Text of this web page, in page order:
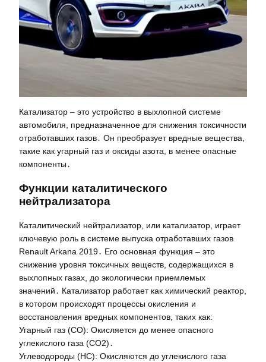
Катализатор – это устройство в выхлопной системе
автомобиля, предназначенное для снижения токсичности
отработавших газов․ Он преобразует вредные вещества,
такие как угарный газ и оксиды азота, в менее опасные
компоненты․
Функции каталитического
нейтрализатора
Каталитический нейтрализатор, или катализатор, играет
ключевую роль в системе выпуска отработавших газов
Renault Arkana 2019․ Его основная функция – это
снижение уровня токсичных веществ, содержащихся в
выхлопных газах, до экологически приемлемых
значений․ Катализатор работает как химический реактор,
в котором происходят процессы окисления и
восстановления вредных компонентов, таких как:
Угарный газ (CO): Окисляется до менее опасного
углекислого газа (CO2)․
Углеводороды (HC): Окисляются до углекислого газа